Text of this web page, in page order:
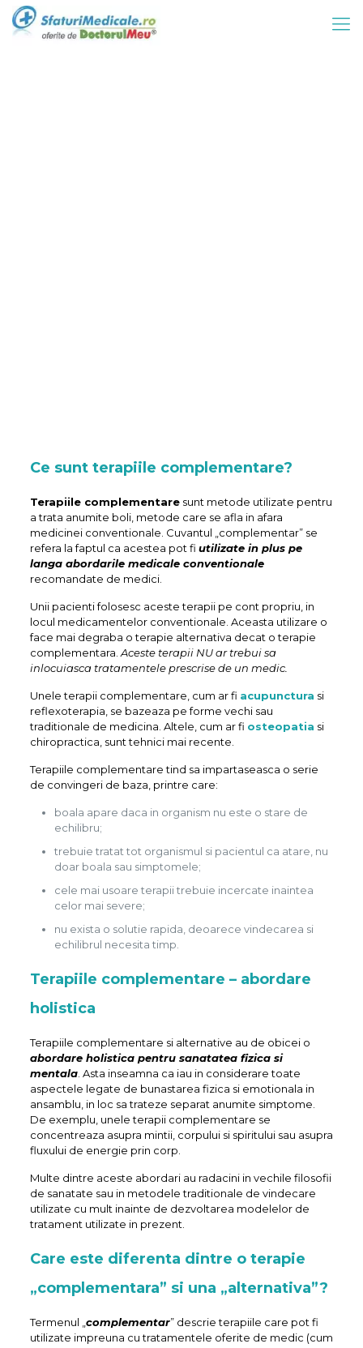
Ce sunt terapiile complementare?
Terapiile complementaresunt metode utilizate pentru
a trata anumite boli, metode care se afla in afara
medicinei conventionale. Cuvantul „complementar” se
refera la faptul ca acestea pot fi utilizate in plus pe
langa abordarile medicale conventionale
recomandate de medici.
Unii pacienti folosesc aceste terapii pe cont propriu, in
locul medicamentelor conventionale. Aceasta utilizare o
face mai degraba o terapie alternativa decat o terapie
complementara. Aceste terapii NU ar trebui sa
inlocuiasca tratamentele prescrise de un medic.
Unele terapii complementare, cum ar fi acupunctura si
reflexoterapia, se bazeaza pe forme vechi sau
traditionale de medicina. Altele, cum ar fi osteopatia si
chiropractica, sunt tehnici mai recente.
Terapiile complementare tind sa impartaseasca o serie
de convingeri de baza, printre care:
boala apare daca in organism nu este o stare de
echilibru;
trebuie tratat tot organismul si pacientul ca atare, nu
doar boala sau simptomele;
cele mai usoare terapii trebuie incercate inaintea
celor mai severe;
nu exista o solutie rapida, deoarece vindecarea si
echilibrul necesita timp.
Terapiile complementare – abordare
holistica
Terapiile complementare si alternative au de obicei o
abordare holistica pentru sanatatea fizica si
mentala. Asta inseamna ca iau in considerare toate
aspectele legate de bunastarea fizica si emotionala in
ansamblu, in loc sa trateze separat anumite simptome.
De exemplu, unele terapii complementare se
concentreaza asupra mintii, corpului si spiritului sau asupra
fluxului de energie prin corp.
Multe dintre aceste abordari au radacini in vechile filosofii
de sanatate sau in metodele traditionale de vindecare
utilizate cu mult inainte de dezvoltarea modelelor de
tratament utilizate in prezent.
Care este diferenta dintre o terapie
„complementara” si una „alternativa”?
Termenul „ complementar” descrie terapiile care pot fi
utilizate impreuna cu tratamentele oferite de medic (cum